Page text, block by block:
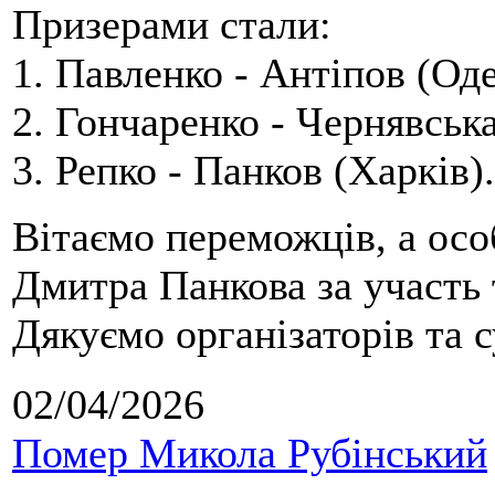
Призерами стали:
1. Павленко - Антіпов
2. Гончаренко -
3. Репко - Панков (Харків).
Вітаємо переможців, а
Дмитра Панкова за
Дякуємо організаторів та
02/04/2026
Помер Микола Рубінський